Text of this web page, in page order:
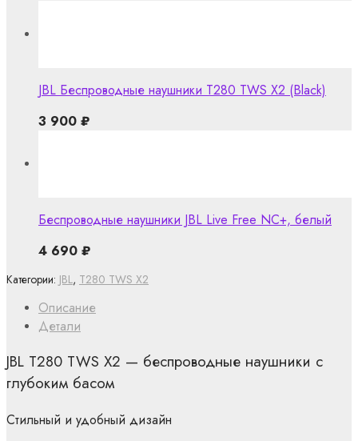
Описание
Детали
JBL T280 TWS X2 — беспроводные наушники с
глубоким басом
Стильный и удобный дизайн
Категории: JBL, T280 TWS X2
JBL Беспроводные наушники T280 TWS X2 (Black)
3 900 ₽
Беспроводные наушники JBL Live Free NC+, белый
4 690 ₽